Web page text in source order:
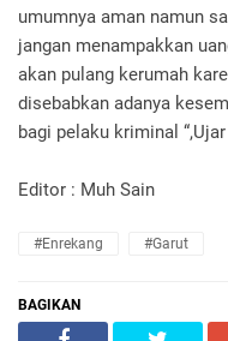
umumnya aman namun
jangan menampakkan
akan pulang kerumah
disebabkan adanya
bagi pelaku kriminal
Editor : Muh Sain
#Enrekang #Garut
BAGIKAN